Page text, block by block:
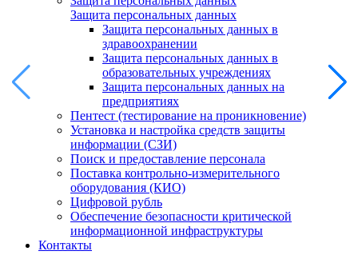
Защита персональных данных
Защита персональных данных в
здравоохранении
Защита персональных данных в
образовательных учреждениях
Защита персональных данных на
предприятиях
Пентест (тестирование на проникновение)
Установка и настройка средств защиты
информации (СЗИ)
Поиск и предоставление персонала
Поставка контрольно-измерительного
оборудования (КИО)
Цифровой рубль
Обеспечение безопасности критической
информационной инфраструктуры
Контакты